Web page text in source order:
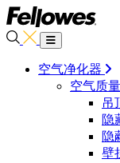
空气净化器
空气质
吊
隐
隐
壁